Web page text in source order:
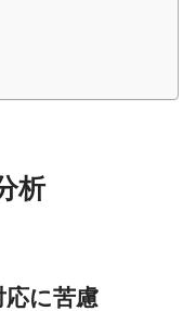
析
に苦慮